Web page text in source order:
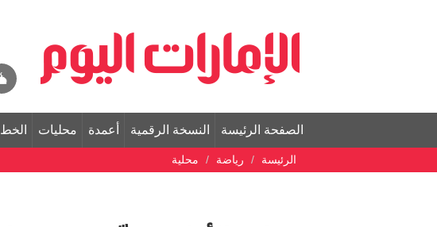
الصفحة الرئيسة النسخة الرقمية أعمدة محليات
الرئيسة رياضة محلية